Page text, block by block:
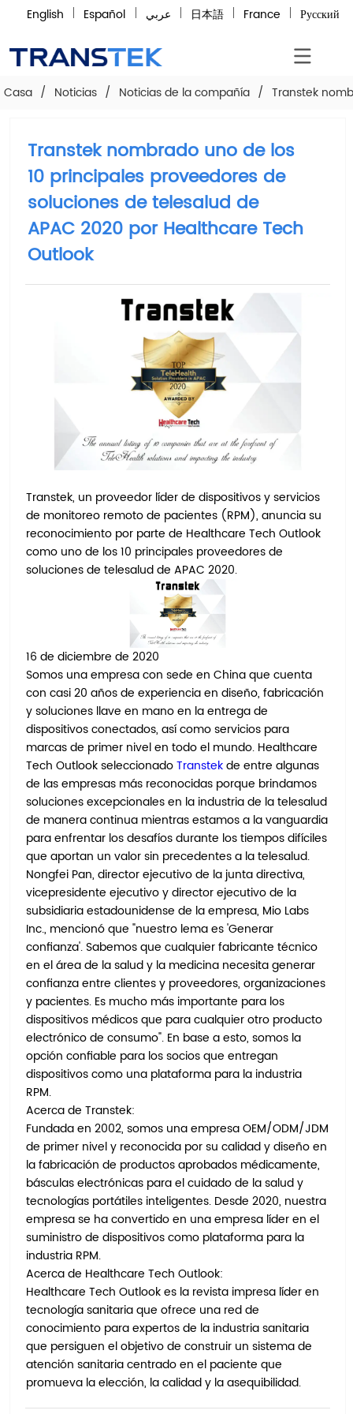
English Español عربي 日本語 France Русский
Casa / Noticias / Noticias de la compañía / Transtek
Transtek nombrado uno de los
10 principales proveedores de
soluciones de telesalud de
APAC 2020 por Healthcare Tech
Outlook
Transtek, un proveedor líder de dispositivos y servicios
de monitoreo remoto de pacientes (RPM), anuncia su
reconocimiento por parte de Healthcare Tech Outlook
como uno de los 10 principales proveedores de
soluciones de telesalud de APAC 2020.
16 de diciembre de 2020
Somos una empresa con sede en China que cuenta
con casi 20 años de experiencia en diseño, fabricación
y soluciones llave en mano en la entrega de
dispositivos conectados, así como servicios para
marcas de primer nivel en todo el mundo. Healthcare
Tech Outlook seleccionadoTranstekde entre algunas
de las empresas más reconocidas porque brindamos
soluciones excepcionales en la industria de la telesalud
de manera continua mientras estamos a la vanguardia
para enfrentar los desafíos durante los tiempos difíciles
que aportan un valor sin precedentes a la telesalud.
Nongfei Pan, director ejecutivo de la junta directiva,
vicepresidente ejecutivo y director ejecutivo de la
subsidiaria estadounidense de la empresa, Mio Labs
Inc., mencionó que "nuestro lema es 'Generar
confianza'. Sabemos que cualquier fabricante técnico
en el área de la salud y la medicina necesita generar
confianza entre clientes y proveedores, organizaciones
y pacientes. Es mucho más importante para los
dispositivos médicos que para cualquier otro producto
electrónico de consumo". En base a esto, somos la
opción confiable para los socios que entregan
dispositivos como una plataforma para la industria
RPM.
Acerca de Transtek:
Fundada en 2002, somos una empresa OEM/ODM/JDM
de primer nivel y reconocida por su calidad y diseño en
la fabricación de productos aprobados médicamente,
básculas electrónicas para el cuidado de la salud y
tecnologías portátiles inteligentes. Desde 2020, nuestra
empresa se ha convertido en una empresa líder en el
suministro de dispositivos como plataforma para la
industria RPM.
Acerca de Healthcare Tech Outlook:
Healthcare Tech Outlook es la revista impresa líder en
tecnología sanitaria que ofrece una red de
conocimiento para expertos de la industria sanitaria
que persiguen el objetivo de construir un sistema de
atención sanitaria centrado en el paciente que
promueva la elección, la calidad y la asequibilidad.